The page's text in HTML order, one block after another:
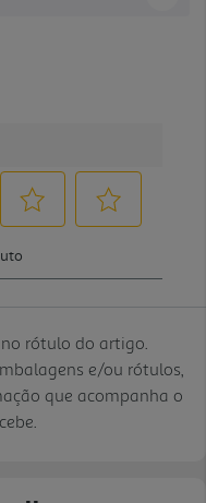
rótulo do artigo.
e/ou rótulos,
que acompanha o